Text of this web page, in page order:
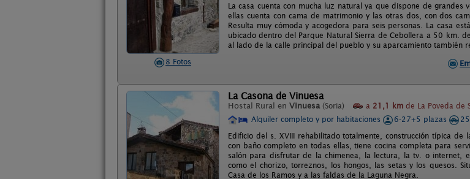
8 Fotos
La casa cuenta con mucha luz natural ya que dispone de
ellas cuenta con cama de matrimonio y las otras dos, con dos
Resulta muy cómoda y acogedora para seis personas. La casa
ubicado dentro del Parque Natural Sierra de Cebollera a 50 km.
al lado de la calle principal del pueblo y su aparcamiento también
La Casona de Vinuesa
Hostal Rural en Vinuesa (Soria) a 21,1 km de La Poveda de
Alquiler completo y por habitaciones
6-27+5 plazas
Edificio del s. XVIII rehabilitado totalmente, construcción típica
con baño completo en todas ellas, tiene cocina completa para
salón para disfrutar de la chimenea, la lectura, la tv. o
como el chorizo, torreznos, los hongos, las setas y los quesos.
Casa de los Ramos y a las faldas de la Laguna Negra.